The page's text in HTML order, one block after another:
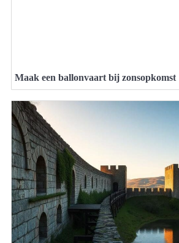
Maak een ballonvaart bij zonsopkomst